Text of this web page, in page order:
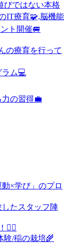
びではない本格
IT療育🧩,脳機能
ト開催🚐
の療育を行って
ラム💻
力の習得💼
×学び」のプロ
したスタッフ陣
🏃‍♂️
験/稲の栽培🌾